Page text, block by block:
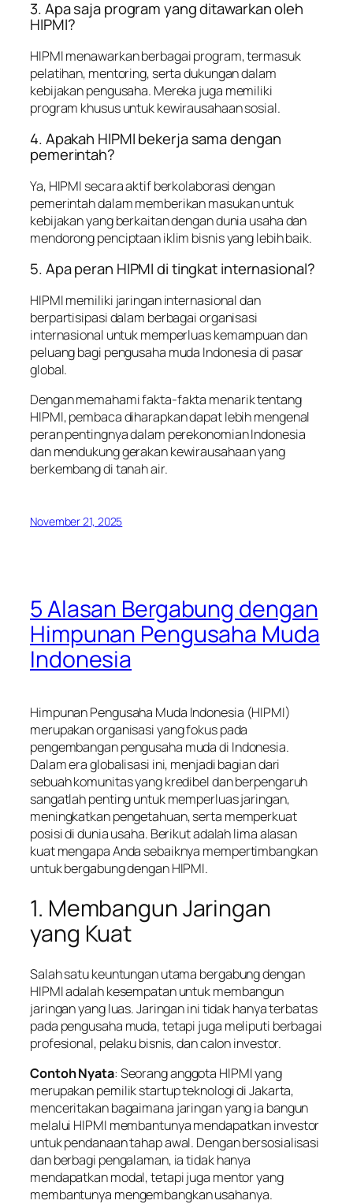
3. Apa saja program yang ditawarkan oleh
HIPMI?
HIPMI menawarkan berbagai program, termasuk
pelatihan, mentoring, serta dukungan dalam
kebijakan pengusaha. Mereka juga memiliki
program khusus untuk kewirausahaan sosial.
4. Apakah HIPMI bekerja sama dengan
pemerintah?
Ya, HIPMI secara aktif berkolaborasi dengan
pemerintah dalam memberikan masukan untuk
kebijakan yang berkaitan dengan dunia usaha dan
mendorong penciptaan iklim bisnis yang lebih baik.
5. Apa peran HIPMI di tingkat internasional?
HIPMI memiliki jaringan internasional dan
berpartisipasi dalam berbagai organisasi
internasional untuk memperluas kemampuan dan
peluang bagi pengusaha muda Indonesia di pasar
global.
Dengan memahami fakta-fakta menarik tentang
HIPMI, pembaca diharapkan dapat lebih mengenal
peran pentingnya dalam perekonomian Indonesia
dan mendukung gerakan kewirausahaan yang
berkembang di tanah air.
November 21, 2025
5 Alasan Bergabung dengan
Himpunan Pengusaha Muda
Indonesia
Himpunan Pengusaha Muda Indonesia (HIPMI)
merupakan organisasi yang fokus pada
pengembangan pengusaha muda di Indonesia.
Dalam era globalisasi ini, menjadi bagian dari
sebuah komunitas yang kredibel dan berpengaruh
sangatlah penting untuk memperluas jaringan,
meningkatkan pengetahuan, serta memperkuat
posisi di dunia usaha. Berikut adalah lima alasan
kuat mengapa Anda sebaiknya mempertimbangkan
untuk bergabung dengan HIPMI.
1. Membangun Jaringan
yang Kuat
Salah satu keuntungan utama bergabung dengan
HIPMI adalah kesempatan untuk membangun
jaringan yang luas. Jaringan ini tidak hanya terbatas
pada pengusaha muda, tetapi juga meliputi berbagai
profesional, pelaku bisnis, dan calon investor.
Contoh Nyata: Seorang anggota HIPMI yang
merupakan pemilik startup teknologi di Jakarta,
menceritakan bagaimana jaringan yang ia bangun
melalui HIPMI membantunya mendapatkan investor
untuk pendanaan tahap awal. Dengan bersosialisasi
dan berbagi pengalaman, ia tidak hanya
mendapatkan modal, tetapi juga mentor yang
membantunya mengembangkan usahanya.